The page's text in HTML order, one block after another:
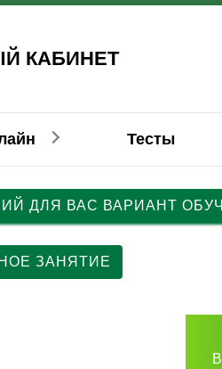
КАБИНЕТ
Французский
ФранцузскийФранцузский
Тесты
ДЛЯ ВАС ВАРИАНТ
ЗАНЯТИЕ